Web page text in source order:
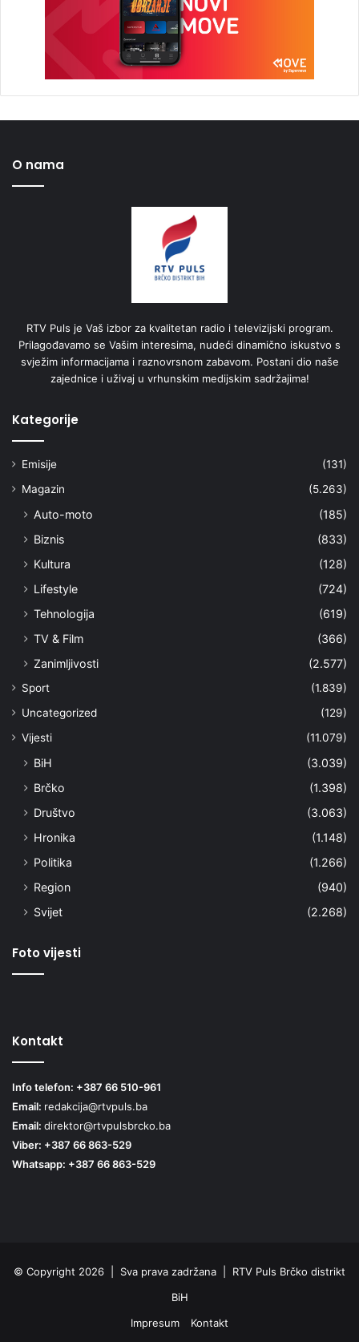
O nama
RTV Puls je Vaš izbor za kvalitetan radio i televizijski program.
Prilagođavamo se Vašim interesima, nudeći dinamično iskustvo s
svježim informacijama i raznovrsnom zabavom. Postani dio naše
zajednice i uživaj u vrhunskim medijskim sadržajima!
Kategorije
Emisije
(131)
Magazin
(5.263)
Auto-moto
(185)
Biznis
(833)
Kultura
(128)
Lifestyle
(724)
Tehnologija
(619)
TV & Film
(366)
Zanimljivosti
(2.577)
Sport
(1.839)
Uncategorized
(129)
Vijesti
(11.079)
BiH
(3.039)
Brčko
(1.398)
Društvo
(3.063)
Hronika
(1.148)
Politika
(1.266)
Region
(940)
Svijet
(2.268)
Foto vijesti
Kontakt
Info telefon: +387 66 510-961
Email: redakcija@rtvpuls.ba
Email: direktor@rtvpulsbrcko.ba
Viber: +387 66 863-529
Whatsapp: +387 66 863-529
© Copyright 2026 | Sva prava zadržana | RTV Puls Brčko distrikt
BiH
Impresum
Kontakt